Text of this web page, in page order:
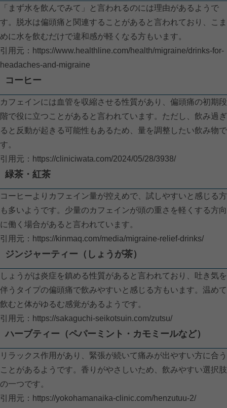
「まず水を飲んでみて」と言われるのには理由があるようで
す。脱水は偏頭痛と関連することがあると言われており、こま
めに水を飲むだけで違和感が軽くなる方もいます。
引用元： https://www.healthline.com/health/migraine/drinks-for-
headaches-and-migraine
コーヒー
カフェインには血管を収縮させる性質があり、偏頭痛の初期段
階で役に立つことがあると言われています。ただし、飲み過ぎ
ると反動が起きる可能性もあるため、量を調整したい飲み物で
す。
引用元： https://cliniciwata.com/2024/05/28/3938/
緑茶・紅茶
コーヒーよりカフェイン量が控えめで、試しやすいと感じる方
も多いようです。少量のカフェインが頭の重さを軽くする方向
に働く場合があると言われています。
引用元： https://kinmaq.com/media/migraine-relief-drinks/
ジンジャーティー（しょうが茶）
しょうがは炎症を鎮める性質があると言われており、吐き気を
伴うタイプの偏頭痛で飲みやすいと感じる方もいます。温めて
飲むと体がゆるむ感覚があるようです。
引用元： https://sakaguchi-seikotsuin.com/zutsu/
ハーブティー（ペパーミント・カモミールなど）
リラックス作用があり、緊張が続いて痛みが出やすい方に合う
ことがあるようです。香りがやさしいため、飲みやすい選択肢
の一つです。
引用元： https://yokohamanaika-clinic.com/henzutuu-2/